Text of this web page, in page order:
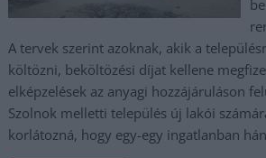
A tervek szerint azoknak, akik a
költözni, beköltözési díjat kellene
elképzelések az anyagi hozzájáruláson
Szolnok melletti település új lakói
korlátozná, hogy egy-egy ingatlanban